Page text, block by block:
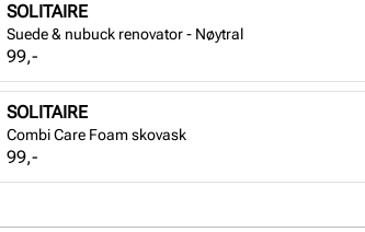
SOLITAIRE
Suede & nubuck renovator - Nøytral
Pris
99,-
SOLITAIRE
Combi Care Foam skovask
Pris
99,-